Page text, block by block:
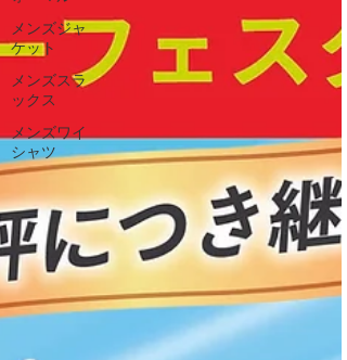
メンズジャ
ケット
メンズスラ
ックス
メンズワイ
シャツ
適に過ごせる機能も充実。冠婚葬祭や通勤
出張など幅広いシーンで活躍します。大き
サイズの夏用スーツ・礼服をお得に購入で
るこの機会をお見逃しなく。数量限定のた